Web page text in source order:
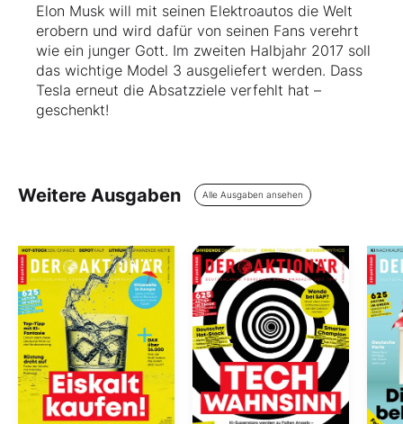
Elon Musk will mit seinen Elektroautos die Welt
erobern und wird dafür von seinen Fans verehrt
wie ein junger Gott. Im zweiten Halbjahr 2017 soll
das wichtige Model 3 ausgeliefert werden. Dass
Tesla erneut die Absatzziele verfehlt hat –
geschenkt!
Weitere Ausgaben Alle Ausgaben ansehen